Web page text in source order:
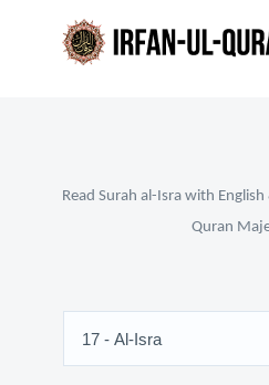
Read Surah al-Isra with
Quran